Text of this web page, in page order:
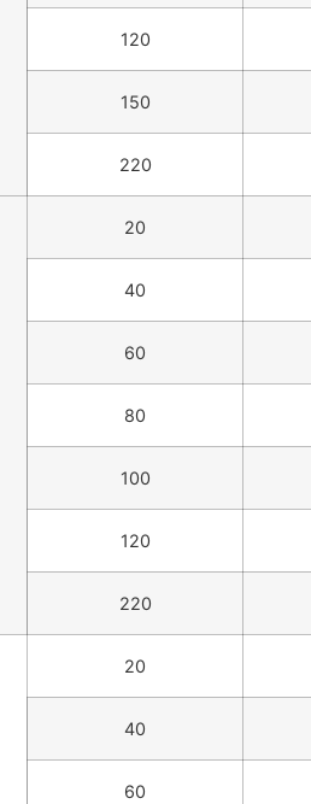
120
150
220
20
40
60
80
100
120
220
20
40
60